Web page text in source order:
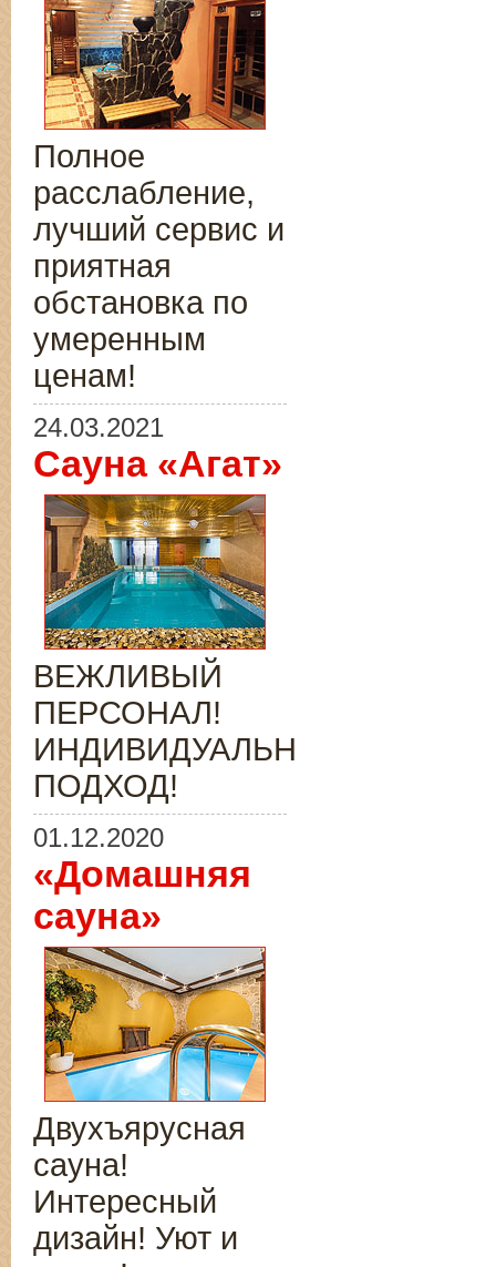
Полное
расслабление,
лучший сервис и
приятная
обстановка по
умеренным
ценам!
24.03.2021
Сауна «Агат»
ВЕЖЛИВЫЙ
ПЕРСОНАЛ!
ИНДИВИДУАЛЬНЫЙ
ПОДХОД!
01.12.2020
«Домашняя
сауна»
Двухъярусная
сауна!
Интересный
дизайн! Уют и